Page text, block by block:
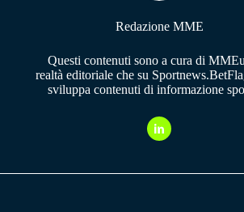
Redazione MME
Questi contenuti sono a cura di
realtà editoriale che su
sviluppa contenuti di informazione